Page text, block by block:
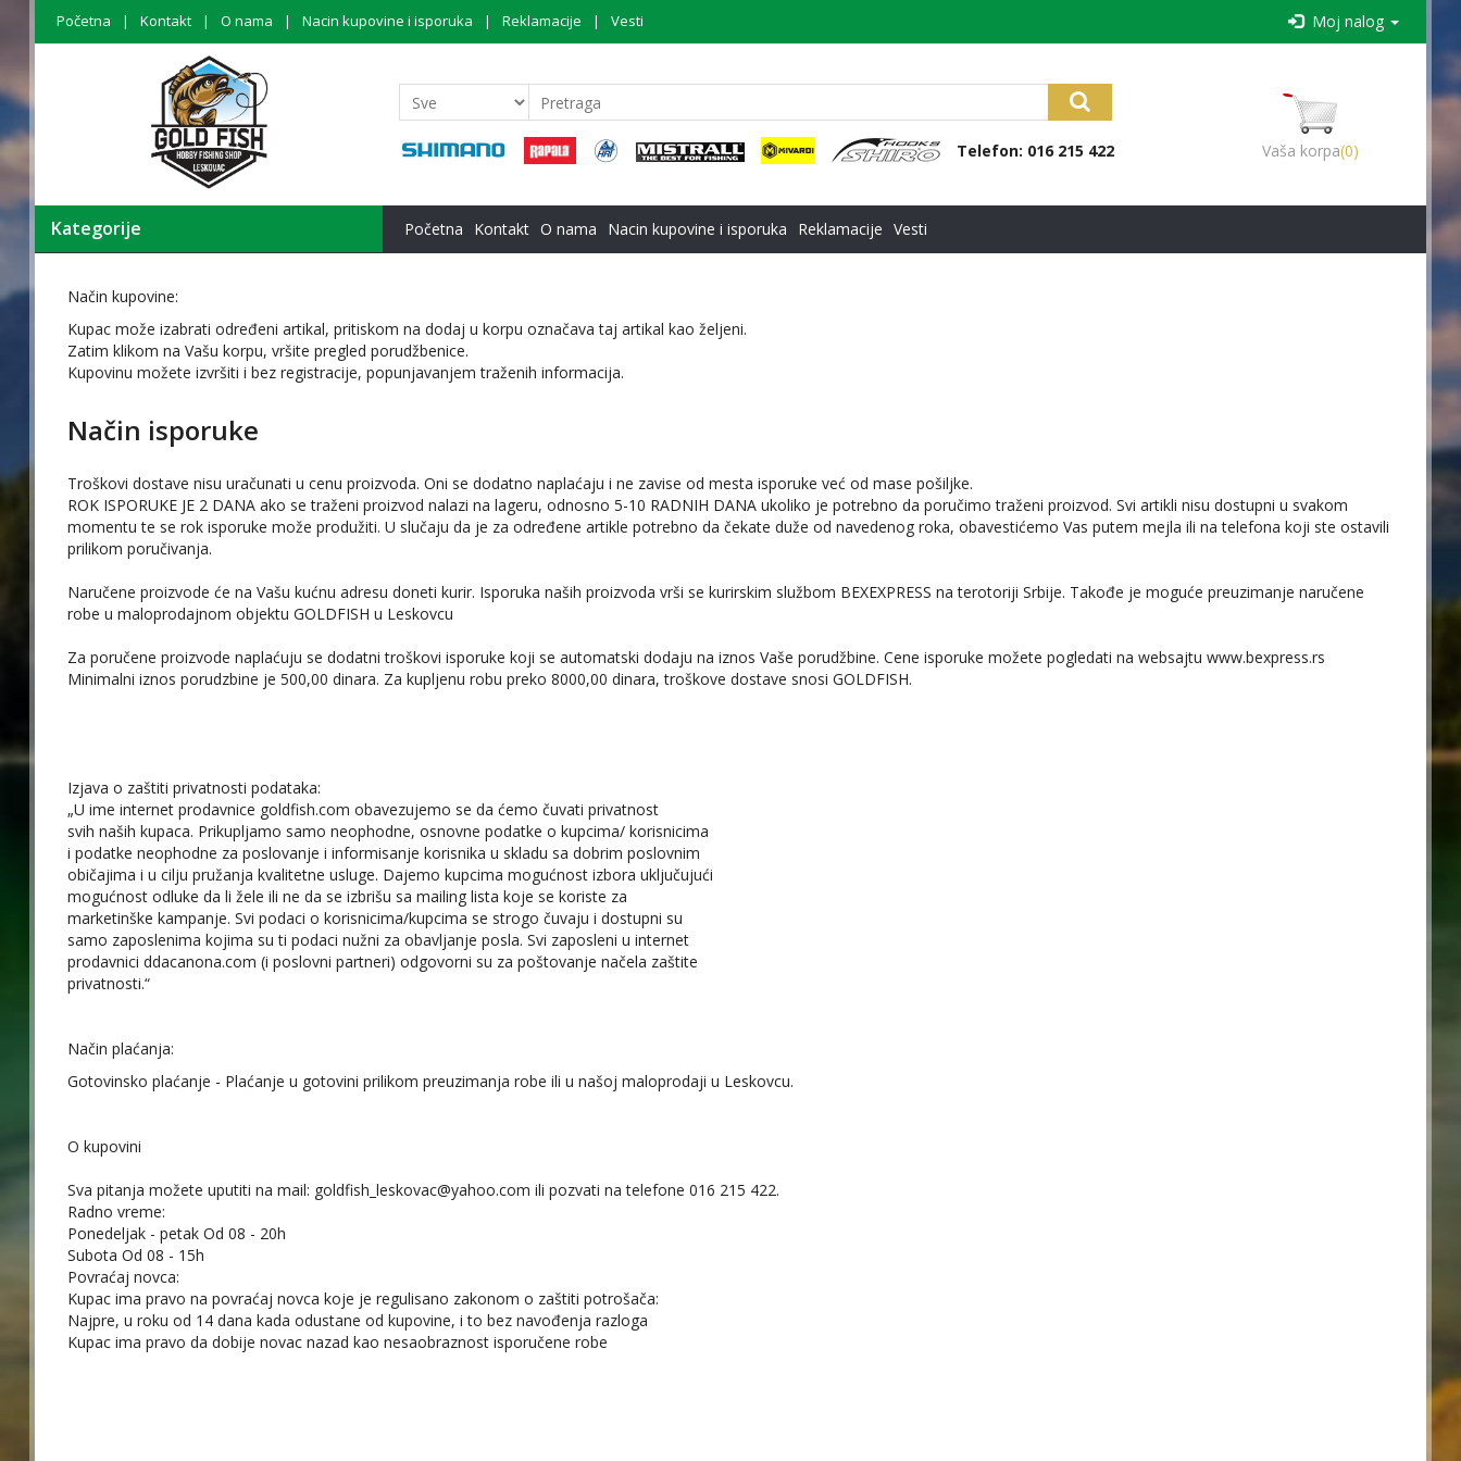
Početna Kontakt O nama Nacin kupovine i isporuka Reklamacije Vesti Moj nalog
Telefon: 016 215 422 Vaša korpa(0)
Kategorije Početna Kontakt O nama Nacin kupovine i isporuka Reklamacije Vesti
Način kupovine:
Kupac može izabrati određeni artikal, pritiskom na dodaj u korpu označava taj artikal kao željeni.
Zatim klikom na Vašu korpu, vršite pregled porudžbenice.
Kupovinu možete izvršiti i bez registracije, popunjavanjem traženih informacija.
Način isporuke
Troškovi dostave nisu uračunati u cenu proizvoda. Oni se dodatno naplaćaju i ne zavise od mesta isporuke već od mase pošiljke.
ROK ISPORUKE JE 2 DANA ako se traženi proizvod nalazi na lageru, odnosno 5-10 RADNIH DANA ukoliko je potrebno da poručimo traženi proizvod. Svi artikli nisu dostupni u svakom
momentu te se rok isporuke može produžiti. U slučaju da je za određene artikle potrebno da čekate duže od navedenog roka, obavestićemo Vas putem mejla ili na telefona koji ste ostavili
prilikom poručivanja.
Naručene proizvode će na Vašu kućnu adresu doneti kurir. Isporuka naših proizvoda vrši se kurirskim službom BEXEXPRESS na terotoriji Srbije. Takođe je moguće preuzimanje naručene
robe u maloprodajnom objektu GOLDFISH u Leskovcu
Za poručene proizvode naplaćuju se dodatni troškovi isporuke koji se automatski dodaju na iznos Vaše porudžbine. Cene isporuke možete pogledati na websajtu www.bexpress.rs
Minimalni iznos porudzbine je 500,00 dinara. Za kupljenu robu preko 8000,00 dinara, troškove dostave snosi GOLDFISH.
Izjava o zaštiti privatnosti podataka:
„U ime internet prodavnice goldfish.com obavezujemo se da ćemo čuvati privatnost
svih naših kupaca. Prikupljamo samo neophodne, osnovne podatke o kupcima/ korisnicima
i podatke neophodne za poslovanje i informisanje korisnika u skladu sa dobrim poslovnim
običajima i u cilju pružanja kvalitetne usluge. Dajemo kupcima mogućnost izbora uključujući
mogućnost odluke da li žele ili ne da se izbrišu sa mailing lista koje se koriste za
marketinške kampanje. Svi podaci o korisnicima/kupcima se strogo čuvaju i dostupni su
samo zaposlenima kojima su ti podaci nužni za obavljanje posla. Svi zaposleni u internet
prodavnici ddacanona.com (i poslovni partneri) odgovorni su za poštovanje načela zaštite
privatnosti.“
Način plaćanja:
Gotovinsko plaćanje - Plaćanje u gotovini prilikom preuzimanja robe ili u našoj maloprodaji u Leskovcu.
O kupovini
Sva pitanja možete uputiti na mail: goldfish_leskovac@yahoo.com ili pozvati na telefone 016 215 422.
Radno vreme:
Ponedeljak - petak Od 08 - 20h
Subota Od 08 - 15h
Povraćaj novca:
Kupac ima pravo na povraćaj novca koje je regulisano zakonom o zaštiti potrošača:
Najpre, u roku od 14 dana kada odustane od kupovine, i to bez navođenja razloga
Kupac ima pravo da dobije novac nazad kao nesaobraznost isporučene robe